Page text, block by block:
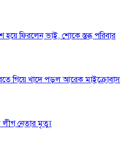
হয়ে ফিরলেন ভাই, শোকে স্তব্ধ পরিবার
গিয়ে খাদে পড়ল আরেক মাইক্রোবাস
লীগ নেতার মৃত্যু